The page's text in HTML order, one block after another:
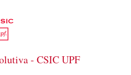
- CSIC UPF